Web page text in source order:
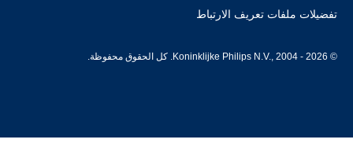
تفضيلات ملفات تعريف الارتباط
© Koninklijke Philips N.V., 2004 - 2026. كل الحقوق محفوظة.